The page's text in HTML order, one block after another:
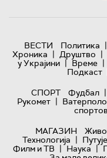
ВЕСТИ Политика |
Хроника | Друштво |
у Украјини | Време |
Подкаст
СПОРТ
Фудбал |
Рукомет | Ватерполо
МАГАЗИН
Технологијa |
Филм и ТВ | Наука |